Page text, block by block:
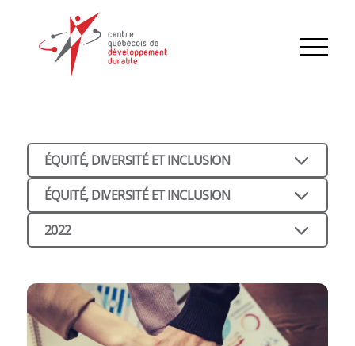
ÉQUITÉ, DIVERSITÉ ET INCLUSION
ÉQUITÉ, DIVERSITÉ ET INCLUSION
2022